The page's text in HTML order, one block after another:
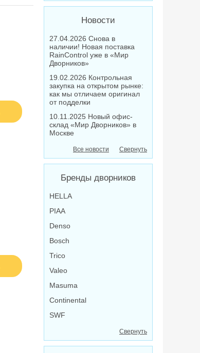
Новости
27.04.2026 Снова в
наличии! Новая поставка
RainControl уже в «Мир
Дворников»
19.02.2026 Контрольная
закупка на открытом рынке:
как мы отличаем оригинал
от подделки
10.11.2025 Новый офис-
склад «Мир Дворников» в
Москве
Свернуть
Все новости
Бренды дворников
HELLA
PIAA
Denso
Bosch
Trico
Valeo
Masuma
Continental
SWF
Свернуть